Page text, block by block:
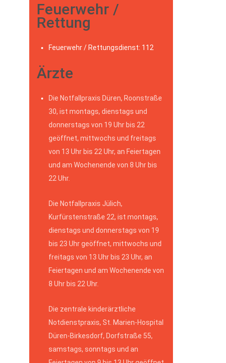
Feuerwehr /
Rettung
Feuerwehr / Rettungsdienst: 112
Ärzte
Die Notfallpraxis Düren, Roonstraße
30, ist montags, dienstags und
donnerstags von 19 Uhr bis 22
geöffnet, mittwochs und freitags
von 13 Uhr bis 22 Uhr, an Feiertagen
und am Wochenende von 8 Uhr bis
22 Uhr.
Die Notfallpraxis Jülich,
Kurfürstenstraße 22, ist montags,
dienstags und donnerstags von 19
bis 23 Uhr geöffnet, mittwochs und
freitags von 13 Uhr bis 23 Uhr, an
Feiertagen und am Wochenende von
8 Uhr bis 22 Uhr.
Die zentrale kinderärztliche
Notdienstpraxis, St. Marien-Hospital
Düren-Birkesdorf, Dorfstraße 55,
samstags, sonntags und an